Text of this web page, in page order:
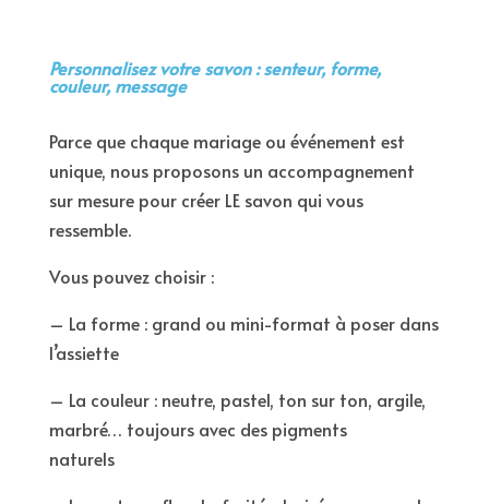
Personnalisez votre savon : senteur, forme,
couleur, message
Parce que chaque mariage ou événement est
unique, nous proposons un accompagnement
sur mesure pour créer LE savon qui vous
ressemble.
Vous pouvez choisir :
– La forme : grand ou mini-format à poser dans
l’assiette
– La couleur : neutre, pastel, ton sur ton, argile,
marbré… toujours avec des pigments
naturels